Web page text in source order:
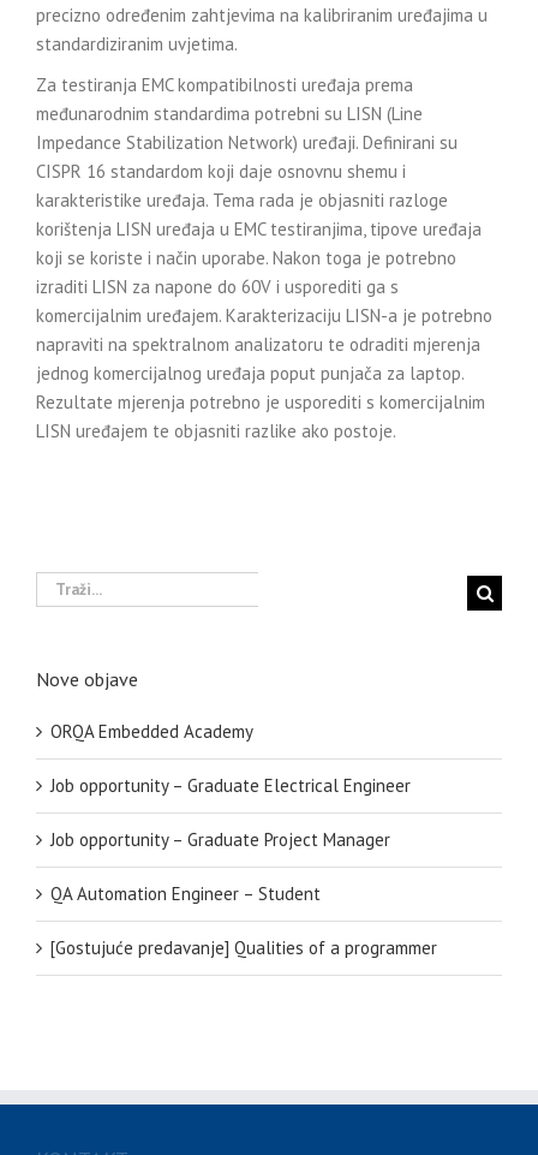
precizno određenim zahtjevima na kalibriranim uređajima u
standardiziranim uvjetima.
Za testiranja EMC kompatibilnosti uređaja prema
međunarodnim standardima potrebni su LISN (Line
Impedance Stabilization Network) uređaji. Definirani su
CISPR 16 standardom koji daje osnovnu shemu i
karakteristike uređaja. Tema rada je objasniti razloge
korištenja LISN uređaja u EMC testiranjima, tipove uređaja
koji se koriste i način uporabe. Nakon toga je potrebno
izraditi LISN za napone do 60V i usporediti ga s
komercijalnim uređajem. Karakterizaciju LISN-a je potrebno
napraviti na spektralnom analizatoru te odraditi mjerenja
jednog komercijalnog uređaja poput punjača za laptop.
Rezultate mjerenja potrebno je usporediti s komercijalnim
LISN uređajem te objasniti razlike ako postoje.
Traži...
Nove objave
ORQA Embedded Academy
Job opportunity – Graduate Electrical Engineer
Job opportunity – Graduate Project Manager
QA Automation Engineer – Student
[Gostujuće predavanje] Qualities of a programmer